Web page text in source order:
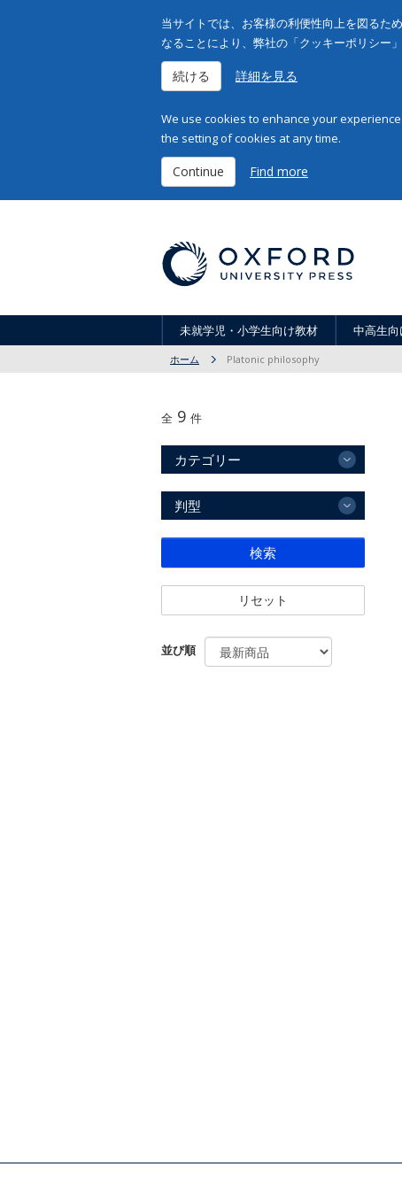
当サイトでは、お客様の利便性向上を図るた
なることにより、弊社の「クッキーポリシー
続ける 詳細を見る
We use cookies to enhance your
the setting of cookies at any time.
Continue Find more
未就学児・小学生向け教材 中高生
ホーム Platonic philosophy
全 9 件
カテゴリー
判型
検索
リセット
並び順